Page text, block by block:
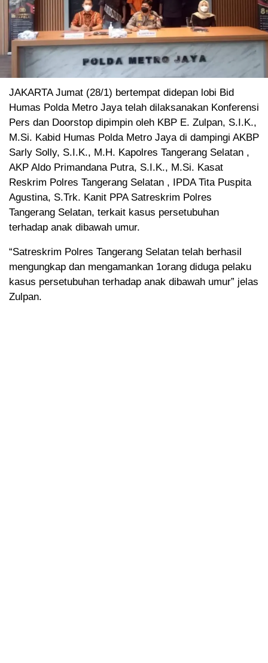
JAKARTA Jumat (28/1) bertempat didepan lobi Bid
Humas Polda Metro Jaya telah dilaksanakan Konferensi
Pers dan Doorstop dipimpin oleh KBP E. Zulpan, S.I.K.,
M.Si. Kabid Humas Polda Metro Jaya di dampingi AKBP
Sarly Solly, S.I.K., M.H. Kapolres Tangerang Selatan ,
AKP Aldo Primandana Putra, S.I.K., M.Si. Kasat
Reskrim Polres Tangerang Selatan , IPDA Tita Puspita
Agustina, S.Trk. Kanit PPA Satreskrim Polres
Tangerang Selatan, terkait kasus persetubuhan
terhadap anak dibawah umur.
“Satreskrim Polres Tangerang Selatan telah berhasil
mengungkap dan mengamankan 1orang diduga pelaku
kasus persetubuhan terhadap anak dibawah umur” jelas
Zulpan.